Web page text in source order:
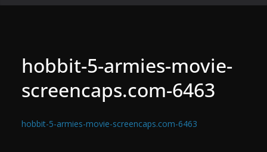
hobbit-5-armies-movie-
screencaps.com-6463
hobbit-5-armies-movie-screencaps.com-6463